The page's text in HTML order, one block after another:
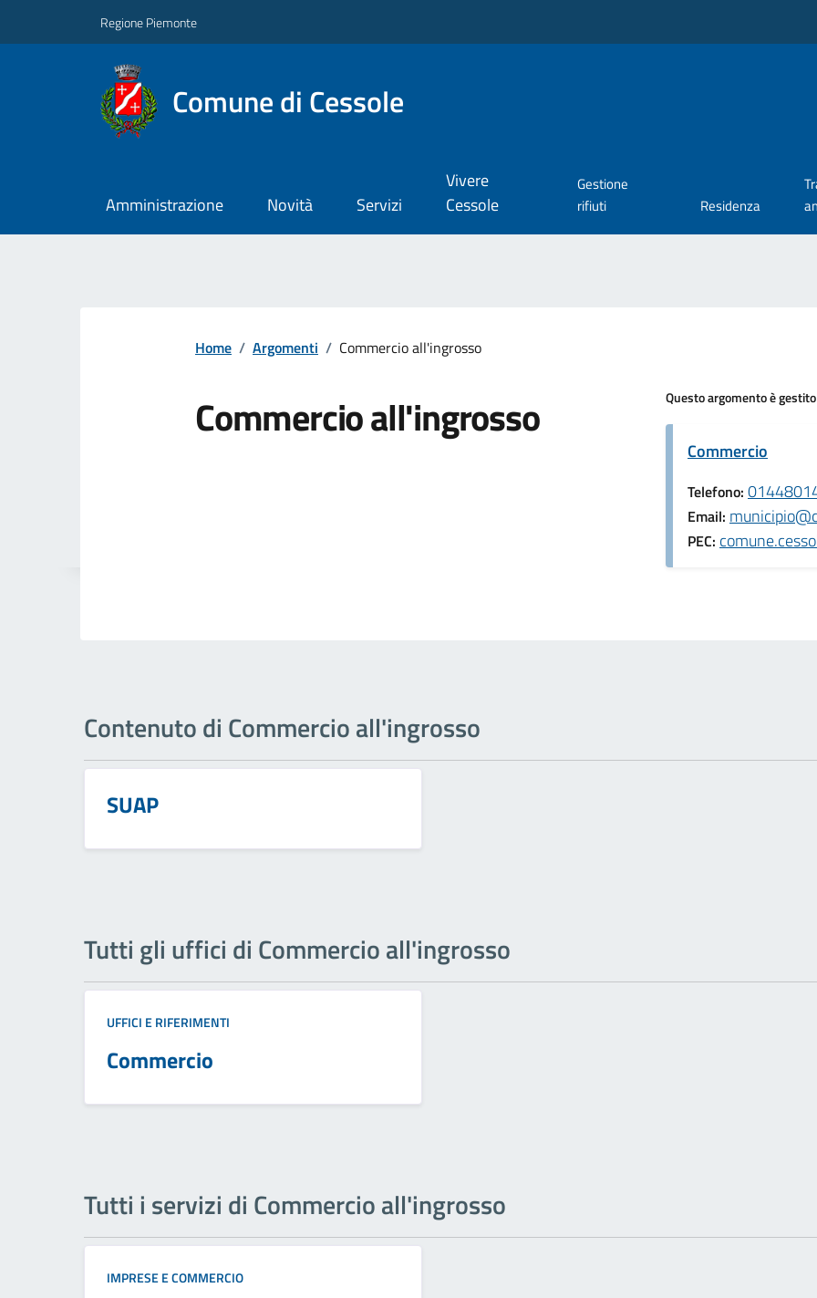
Regione Piemonte
Comune di Cessole
Amministrazione Novità Servizi
Vivere
Cessole
Gestione
rifiuti
Residenza
Home / Argomenti / Commercio all'ingrosso
Commercio all'ingrosso Questo argomento è
Commercio
Telefono:
Email:
PEC:
Contenuto di Commercio all'ingrosso
SUAP
Tutti gli uffici di Commercio all'ingrosso
UFFICI E RIFERIMENTI
Commercio
Tutti i servizi di Commercio all'ingrosso
IMPRESE E COMMERCIO